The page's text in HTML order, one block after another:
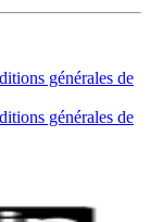
générales de
générales de